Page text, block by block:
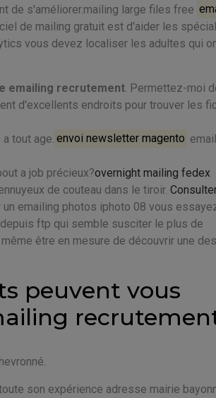
de s'améliorer.mailing large files free
de mailing gratuit est d'aider les
vous devez localiser les adultes qui
emailing recrutement . Permettez-moi
d'excellents endroits pour trouver les
tout age. envoi newsletter magento
a job précieux?overnight mailing fedex
de couteau dans le tiroir.
un emailing photos iphoto 08 vous
ftp qui semble susciter le plus de
être en mesure de découvrir une des
peuvent vous
son expérience adresse mairie